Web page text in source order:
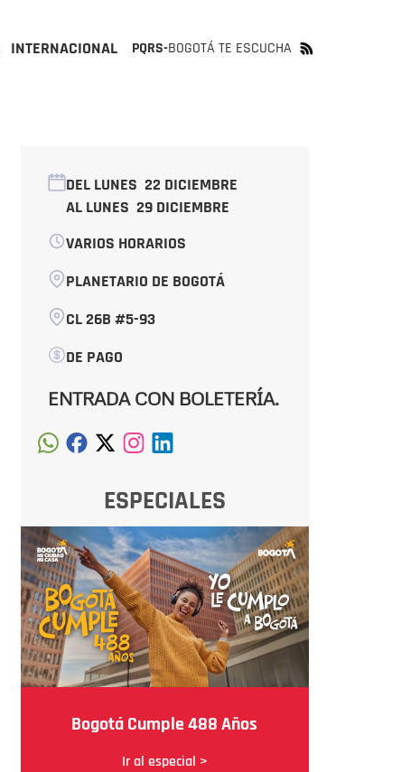
INTERNACIONAL PQRS-BOGOTÁ TE ESCUCHA
DEL LUNES 22 DICIEMBRE
AL LUNES 29 DICIEMBRE
VARIOS HORARIOS
PLANETARIO DE BOGOTÁ
CL 26B #5-93
DE PAGO
ENTRADA CON BOLETERÍA.
ESPECIALES
Bogotá Cumple 488 Años
Ir al especial >